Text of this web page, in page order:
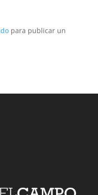
para publicar un